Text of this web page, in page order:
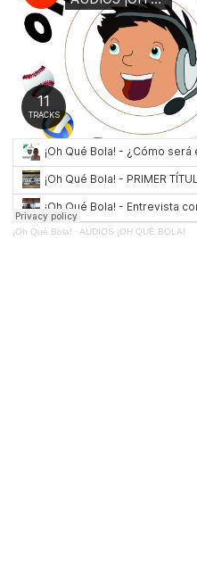
¡Oh Qué Bola! · AUDIOS ¡OH QUÉ BOLA!